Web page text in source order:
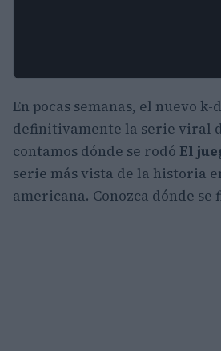
En pocas semanas, el nuevo
definitivamente la serie viral
contamos dónde se rodó El
serie más vista de la historia
americana. Conozca dónde se